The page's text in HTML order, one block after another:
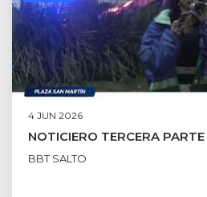
4 JUN 2026
NOTICIERO TERCERA
BBT SALTO